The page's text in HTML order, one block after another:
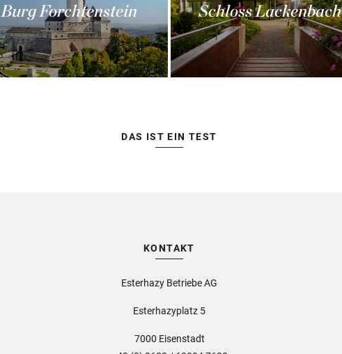
Burg Forchtenstein Schloss Lackenbach
DAS IST EIN TEST
KONTAKT
Esterhazy Betriebe AG
Esterhazyplatz 5
7000 Eisenstadt